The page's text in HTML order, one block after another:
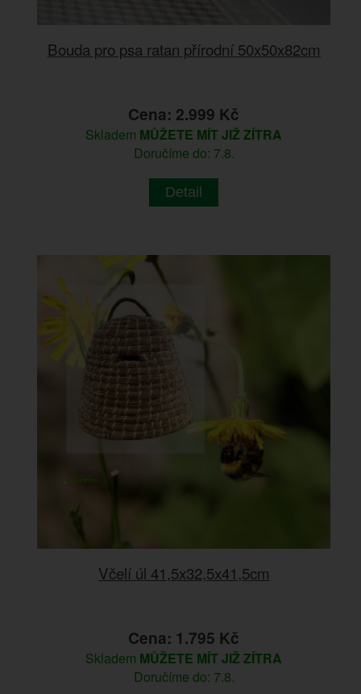
Bouda pro psa ratan přírodní 50x50x82cm
Cena: 2.999 Kč
Skladem MŮŽETE MÍT JIŽ ZÍTRA
Doručíme do: 7.8.
Detail
Včelí úl 41,5x32,5x41,5cm
Cena: 1.795 Kč
Skladem MŮŽETE MÍT JIŽ ZÍTRA
Doručíme do: 7.8.